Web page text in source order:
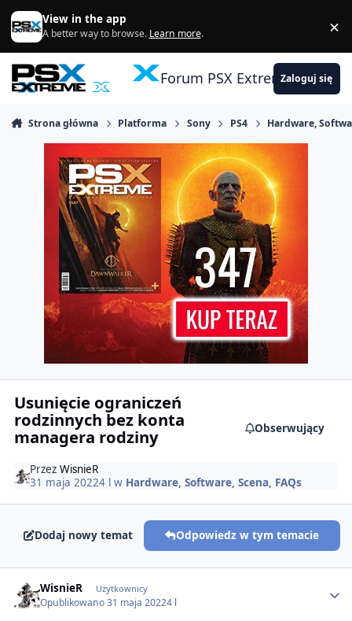
Skocz do zawartości
View in the app
A better way to browse. Learn more. ×
Forum PSX ExtremeZaloguj się
Strona główna Platforma Sony PS4 Hardware,
Usunięcie ograniczeń
rodzinnych bez konta
managera rodziny Obserwujący
Przez WisnieR
31 maja 20224 l w Hardware, Software, Scena, FAQs
Dodaj nowy temat Odpowiedz w tym temacie
WisnieR Użytkownicy
Opublikowano31 maja 20224 l